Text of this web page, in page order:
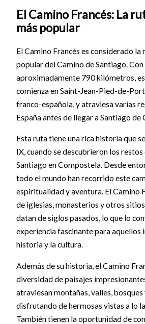
El Camino Francés: La
más popular
El Camino Francés es considerado la
popular del Camino de Santiago.
aproximadamente 790 kilómetros,
comienza en Saint-Jean-Pied-de-
franco-española, y atraviesa varias
España antes de llegar a Santiago de
Esta ruta tiene una rica historia que
IX, cuando se descubrieron los
Santiago en Compostela. Desde
todo el mundo han recorrido este
espiritualidad y aventura. El Camino
de iglesias, monasterios y otros
datan de siglos pasados, lo que lo
experiencia fascinante para aquellos
historia y la cultura.
Además de su historia, el Camino
diversidad de paisajes
atraviesan montañas, valles,
disfrutando de hermosas vistas a lo
También tienen la oportunidad de